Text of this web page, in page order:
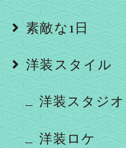
素敵な1日
洋装スタイル
洋装スタジオ
洋装ロケ